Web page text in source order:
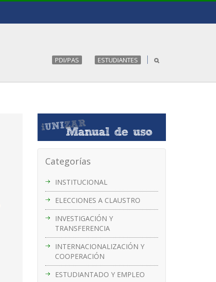
PDI/PAS ESTUDIANTES
Categorías
INSTITUCIONAL
ELECCIONES A CLAUSTRO
INVESTIGACIÓN Y
TRANSFERENCIA
INTERNACIONALIZACIÓN Y
COOPERACIÓN
ESTUDIANTADO Y EMPLEO